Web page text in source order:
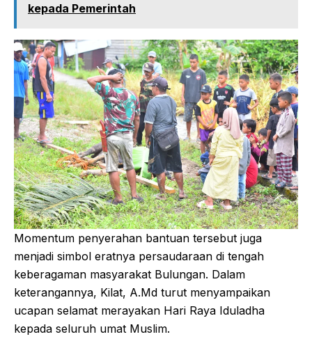
kepada Pemerintah
Momentum penyerahan bantuan tersebut juga
menjadi simbol eratnya persaudaraan di tengah
keberagaman masyarakat Bulungan. Dalam
keterangannya, Kilat, A.Md turut menyampaikan
ucapan selamat merayakan Hari Raya Iduladha
kepada seluruh umat Muslim.